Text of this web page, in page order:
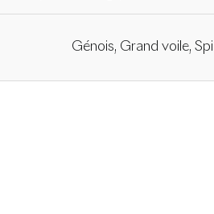
Génois, Grand voile, Spi